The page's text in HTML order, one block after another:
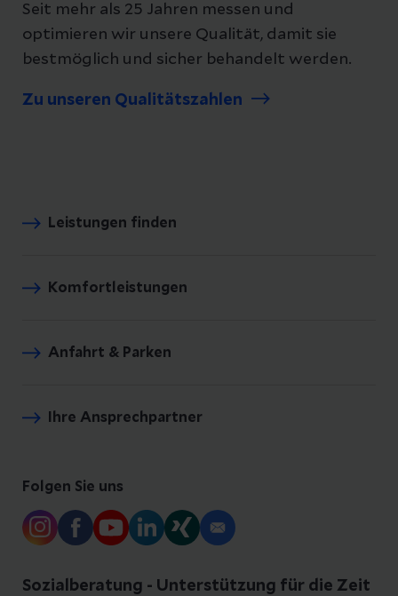
Seit mehr als 25 Jahren messen und
optimieren wir unsere Qualität, damit sie
bestmöglich und sicher behandelt werden.
Zu unseren Qualitätszahlen
Leistungen finden
Komfortleistungen
Anfahrt & Parken
Ihre Ansprechpartner
Folgen Sie uns
Sozialberatung - Unterstützung für die Zeit